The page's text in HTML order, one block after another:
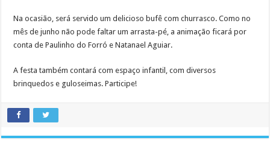
Na ocasião, será servido um delicioso bufê com churrasco. Como no
mês de junho não pode faltar um arrasta-pé, a animação ficará por
conta de Paulinho do Forró e Natanael Aguiar.
A festa também contará com espaço infantil, com diversos
brinquedos e guloseimas. Participe!